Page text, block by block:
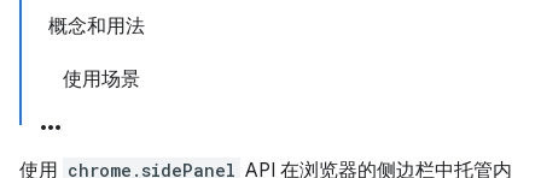
概念和用法
使用场景
使用 chrome.sidePanel API 在浏览器的侧边栏中托管内